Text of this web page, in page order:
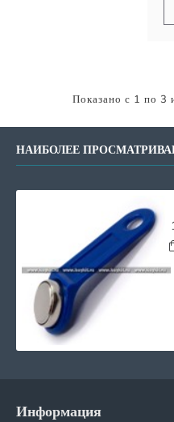
Показано с 1 по 3
НАИБОЛЕЕ
Информация